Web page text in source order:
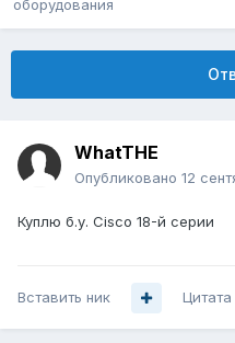
оборудования
WhatTHE
Опубликовано 12
Куплю б.у. Cisco 18-й серии
Вставить ник Цитата